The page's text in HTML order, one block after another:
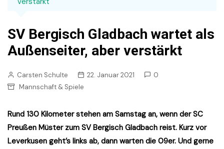
SV Bergisch Gladbach wartet als
Außenseiter, aber verstärkt
Carsten Schulte 22. Januar 2021
0
Mannschaft & Spiele
Rund 130 Kilometer stehen am Samstag an, wenn der SC
Preußen Müster zum SV Bergisch Gladbach reist. Kurz vor
Leverkusen geht’s links ab, dann warten die 09er. Und gerne